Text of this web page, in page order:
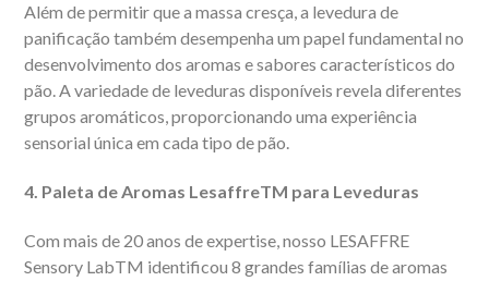
Além de permitir que a massa cresça, a levedura de
panificação também desempenha um papel fundamental no
desenvolvimento dos aromas e sabores característicos do
pão. A variedade de leveduras disponíveis revela diferentes
grupos aromáticos, proporcionando uma experiência
sensorial única em cada tipo de pão.
4. Paleta de Aromas LesaffreTM para Leveduras
Com mais de 20 anos de expertise, nosso LESAFFRE
Sensory LabTM identificou 8 grandes famílias de aromas